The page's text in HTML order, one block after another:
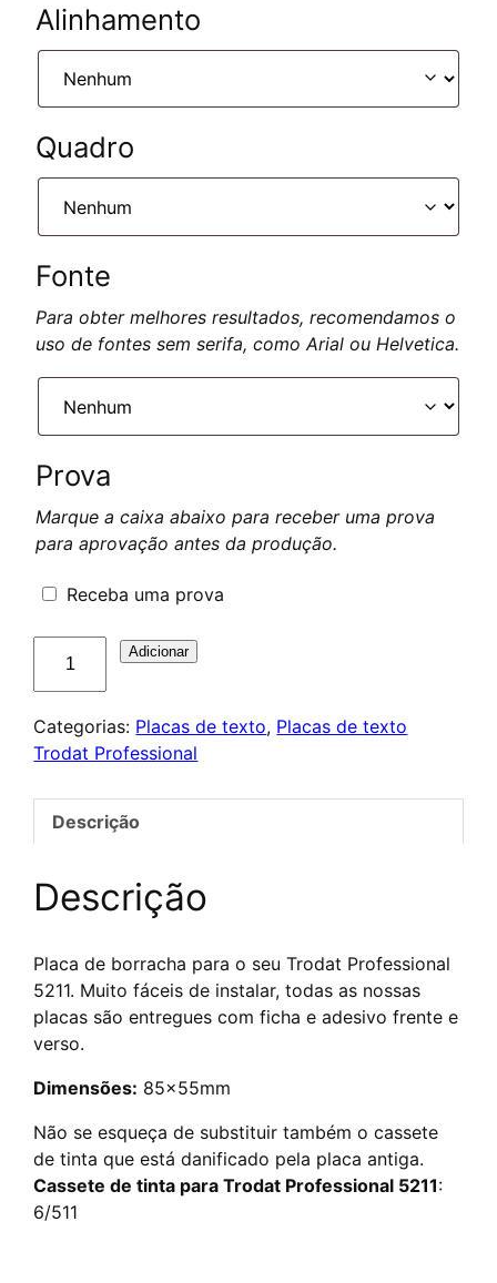
Alinhamento
Quadro
Fonte
Para obter melhores resultados, recomendamos o
uso de fontes sem serifa, como Arial ou Helvetica.
Prova
Marque a caixa abaixo para receber uma prova
para aprovação antes da produção.
Receba uma prova
Quantidade
de
texte
Professional
Adicionar
Categorias: Placas de texto, Placas de texto
Trodat Professional
Descrição
Descrição
Placa de borracha para o seu Trodat Professional
5211. Muito fáceis de instalar, todas as nossas
placas são entregues com ficha e adesivo frente e
verso.
Dimensões: 85x55mm
Não se esqueça de substituir também o cassete
de tinta que está danificado pela placa antiga.
Cassete de tinta para Trodat Professional 5211:
6/511